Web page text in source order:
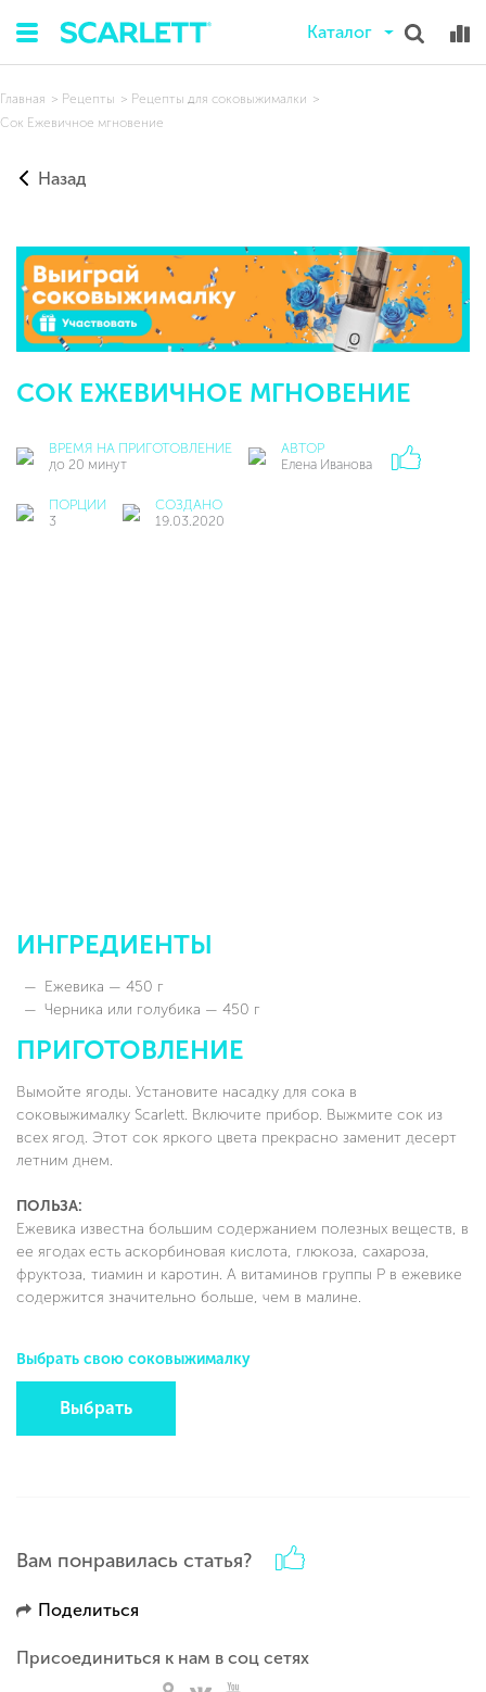
Каталог
Главная Рецепты
Рецепты для соковыжималки
Сок Ежевичное мгновение
Назад
СОК ЕЖЕВИЧНОЕ МГНОВЕНИЕ
ВРЕМЯ НА ПРИГОТОВЛЕНИЕ
до 20 минут
АВТОР
Елена Иванова
ПОРЦИИ
3
СОЗДАНО
19.03.2020
ИНГРЕДИЕНТЫ
Ежевика — 450 г
Черника или голубика — 450 г
ПРИГОТОВЛЕНИЕ
Вымойте ягоды. Установите насадку для сока в
соковыжималку Scarlett. Включите прибор. Выжмите сок из
всех ягод. Этот сок яркого цвета прекрасно заменит десерт
летним днем.
ПОЛЬЗА:
Ежевика известна большим содержанием полезных веществ, в
ее ягодах есть аскорбиновая кислота, глюкоза, сахароза,
фруктоза, тиамин и каротин. А витаминов группы Р в ежевике
содержится значительно больше, чем в малине.
Выбрать свою соковыжималку
Выбрать
Вам понравилась статья?
Поделиться
Присоединиться к нам в соц сетях